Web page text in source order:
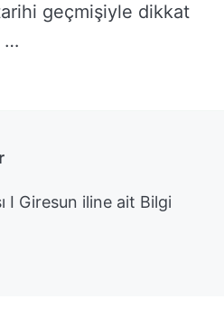
geçmişiyle dikkat
…
I Giresun iline ait Bilgi